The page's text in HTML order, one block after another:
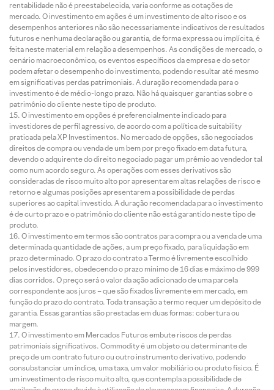
rentabilidade não é preestabelecida, varia conforme as cotações de
mercado. O investimento em ações é um investimento de alto risco e os
desempenhos anteriores não são necessariamente indicativos de resultados
futuros e nenhuma declaração ou garantia, de forma expressa ou implícita, é
feita neste material em relação a desempenhos. As condições de mercado, o
cenário macroeconômico, os eventos específicos da empresa e do setor
podem afetar o desempenho do investimento, podendo resultar até mesmo
em significativas perdas patrimoniais. A duração recomendada para o
investimento é de médio-longo prazo. Não há quaisquer garantias sobre o
patrimônio do cliente neste tipo de produto.
O investimento em opções é preferencialmente indicado para
investidores de perfil agressivo, de acordo com a política de suitability
praticada pela XP Investimentos. No mercado de opções, são negociados
direitos de compra ou venda de um bem por preço fixado em data futura,
devendo o adquirente do direito negociado pagar um prêmio ao vendedor tal
como num acordo seguro. As operações com esses derivativos são
consideradas de risco muito alto por apresentarem altas relações de risco e
retorno e algumas posições apresentarem a possibilidade de perdas
superiores ao capital investido. A duração recomendada para o investimento
é de curto prazo e o patrimônio do cliente não está garantido neste tipo de
produto.
O investimento em termos são contratos para compra ou a venda de uma
determinada quantidade de ações, a um preço fixado, para liquidação em
prazo determinado. O prazo do contrato a Termo é livremente escolhido
pelos investidores, obedecendo o prazo mínimo de 16 dias e máximo de 999
dias corridos. O preço será o valor da ação adicionado de uma parcela
correspondente aos juros – que são fixados livremente em mercado, em
função do prazo do contrato. Toda transação a termo requer um depósito de
garantia. Essas garantias são prestadas em duas formas: cobertura ou
margem.
O investimento em Mercados Futuros embute riscos de perdas
patrimoniais significativos. Commodity é um objeto ou determinante de
preço de um contrato futuro ou outro instrumento derivativo, podendo
consubstanciar um índice, uma taxa, um valor mobiliário ou produto físico. É
um investimento de risco muito alto, que contempla a possibilidade de